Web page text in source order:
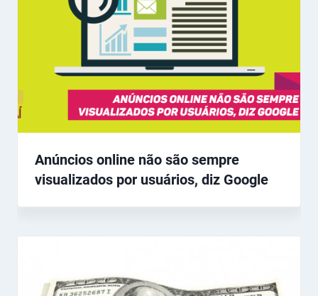
Anúncios online não são sempre
visualizados por usuários, diz Google